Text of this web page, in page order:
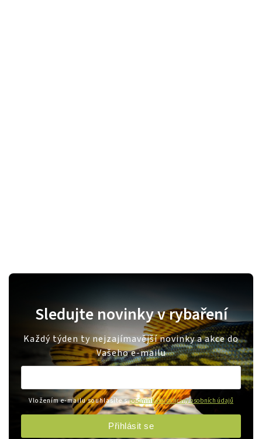
Sledujte novinky v rybaření
Každý týden ty nejzajímavější novinky a akce do
Vašeho e-mailu
Vložením e-mailu souhlasíte spodmínkami ochrany osobních údajů
Přihlásit se